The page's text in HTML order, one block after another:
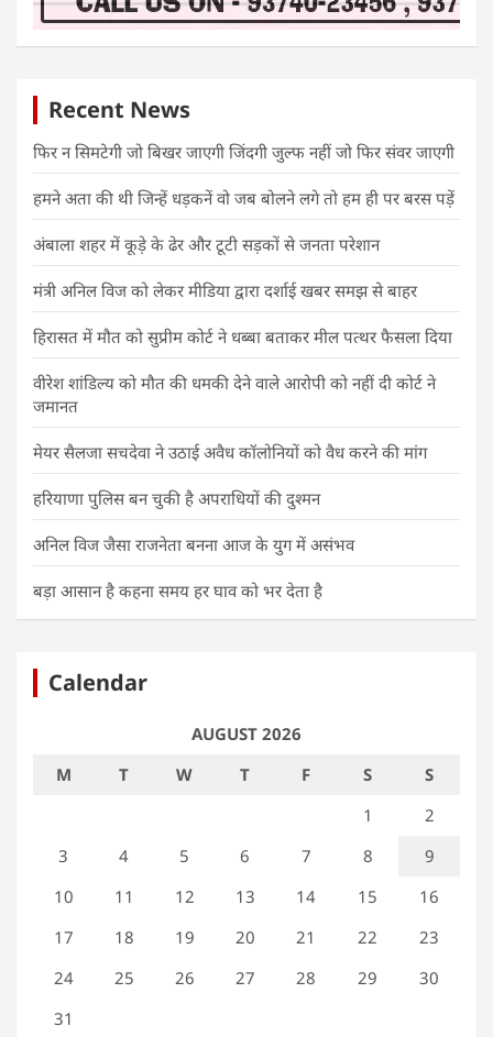
Recent News
फिर न सिमटेगी जो बिखर जाएगी जिंदगी जुल्फ नहीं जो फिर संवर जाएगी
हमने अता की थी जिन्हें धड़कनें वो जब बोलने लगे तो हम ही पर बरस पड़ें
अंबाला शहर में कूड़े के ढेर और टूटी सड़कों से जनता परेशान
मंत्री अनिल विज को लेकर मीडिया द्वारा दर्शाई खबर समझ से बाहर
हिरासत में मौत को सुप्रीम कोर्ट ने धब्बा बताकर मील पत्थर फैसला दिया
वीरेश शांडिल्य को मौत की धमकी देने वाले आरोपी को नहीं दी कोर्ट ने
जमानत
मेयर सैलजा सचदेवा ने उठाई अवैध कॉलोनियों को वैध करने की मांग
हरियाणा पुलिस बन चुकी है अपराधियों की दुश्मन
अनिल विज जैसा राजनेता बनना आज के युग में असंभव
बड़ा आसान है कहना समय हर घाव को भर देता है
Calendar
AUGUST 2026
M
T W T F S
S
1
2
3
4 5 6 7 8
9
10
11 12 13 14 15
16
17
18 19 20 21 22
23
24
25 26 27 28 29
30
31